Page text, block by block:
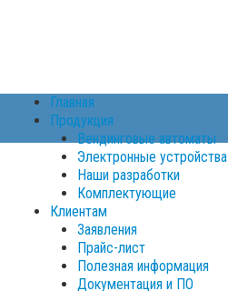
Главная
Продукция
Вендинговые автоматы
Электронные устройства
Наши разработки
Комплектующие
Клиентам
Заявления
Прайс-лист
Полезная информация
Документация и ПО